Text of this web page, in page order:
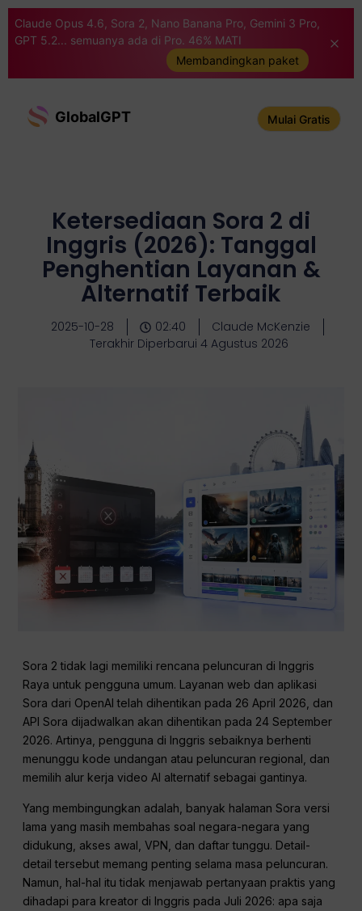
Claude Opus 4.6, Sora 2, Nano Banana Pro, Gemini 3 Pro,
GPT 5.2... semuanya ada di Pro. 46% MATI
Membandingkan paket
GlobalGPT Mulai Gratis
Ketersediaan Sora 2 di
Inggris (2026): Tanggal
Penghentian Layanan &
Alternatif Terbaik
2025-10-28 02:40
Claude McKenzie
Terakhir Diperbarui 4 Agustus 2026
Sora 2 tidak lagi memiliki rencana peluncuran di Inggris
Raya untuk pengguna umum. Layanan web dan aplikasi
Sora dari OpenAI telah dihentikan pada 26 April 2026, dan
API Sora dijadwalkan akan dihentikan pada 24 September
2026. Artinya, pengguna di Inggris sebaiknya berhenti
menunggu kode undangan atau peluncuran regional, dan
memilih alur kerja video AI alternatif sebagai gantinya.
Yang membingungkan adalah, banyak halaman Sora versi
lama yang masih membahas soal negara-negara yang
didukung, akses awal, VPN, dan daftar tunggu. Detail-
detail tersebut memang penting selama masa peluncuran.
Namun, hal-hal itu tidak menjawab pertanyaan praktis yang
dihadapi para kreator di Inggris pada Juli 2026: apa saja